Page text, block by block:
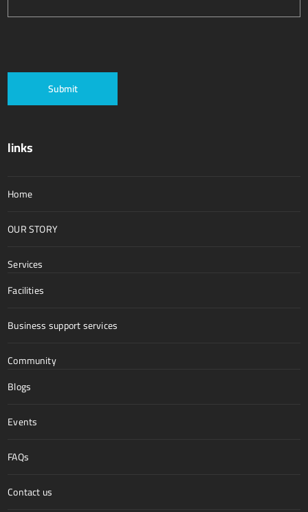
links
Home
OUR STORY
Services
Facilities
Business support services
Community
Blogs
Events
FAQs
Contact us